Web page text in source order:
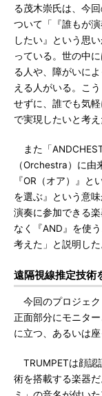
る茂木崇氏は、今
ついて「『誰もが
したい』という思
っている。世の中
る人や、障がいに
える人がいる。こ
せずに、誰でも気
で実現したいと考え
また「
（Orchestra）に
『OR（オア）』
を選ぶ』という意
演奏に参加できる
なく『AND』を使
考えた」と説明した
遠隔視線推定技術
今回のプロジェク
正面部分にモニタ
に立つ、あるいは座
TRUMPETは顔認
術を搭載する楽器